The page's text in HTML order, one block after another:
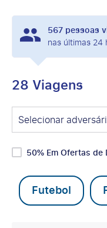
567pessoas
nas últimas 24
28 Viagens
Selecionar
50% Em Ofertas de
Futebol